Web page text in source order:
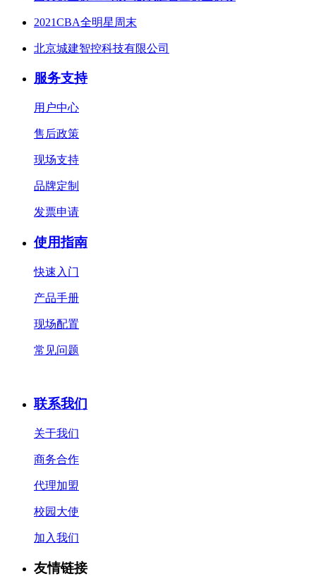
2021CBA全明星周末
北京城建智控科技有限公司
服务支持
用户中心
售后政策
现场支持
品牌定制
发票申请
使用指南
快速入门
产品手册
现场配置
常见问题
联系我们
关于我们
商务合作
代理加盟
校园大使
加入我们
友情链接